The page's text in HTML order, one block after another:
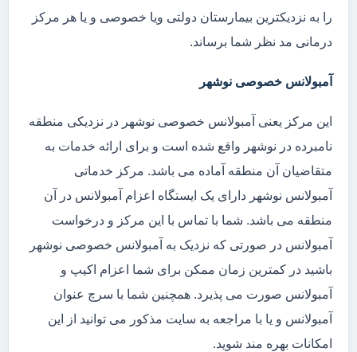
را به نزدیکترین بیمارستان دولتی ویا خصوصی و یا هر مرکز
درمانی مد نظر شما برساند.
آمبولانس خصوصی نوشهر
این مرکز یعنی آمبولانس خصوصی نوشهر در نزدیکی منطقه
نامبرده در نوشهر واقع شده است و برای ارائه خدمات به
متقاضیان آن منطقه آماده می باشد. مرکز خدماتی
آمبولانس نوشهر دارای یک ایستگاه اعزام آمبولانس در آن
منطقه می باشد. شما با تماس با این مرکز و درخواست
آمبولانس در صورتی که نزدیک به آمبولانس خصوصی نوشهر
باشید در کمترین زمان ممکن برای شما اعزام اکیپ و
آمبولانس صورت می پذیرد. همچنین شما با سرچ عنوان
آمبولانس و یا با مراجعه به سایت مذکور می توانید از این
امکانات بهره مند شوید.